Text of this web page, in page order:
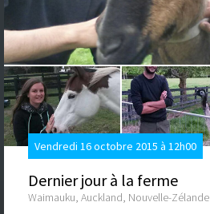
Vendredi 16 octobre 2015 à 12h00
Dernier jour à la ferme
Waimauku, Auckland, Nouvelle-Zélande